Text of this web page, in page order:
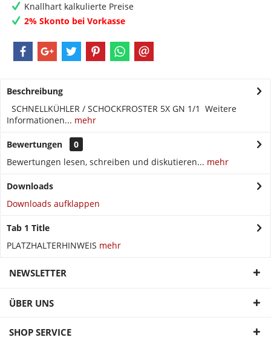
Knallhart kalkulierte Preise
2% Skonto bei Vorkasse
Beschreibung
SCHNELLKÜHLER / SCHOCKFROSTER 5X GN 1/1 Weitere
Informationen... mehr
Bewertungen
0
Bewertungen lesen, schreiben und diskutieren... mehr
Downloads
Downloads aufklappen
Tab 1 Title
PLATZHALTERHINWEIS mehr
NEWSLETTER
ÜBER UNS
SHOP SERVICE